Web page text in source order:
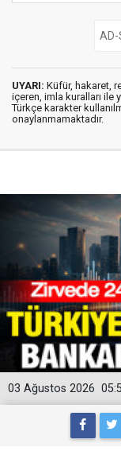
UYARI: Küfür, hakaret,
içeren, imla kuralları ile
Türkçe karakter
onaylanmamaktadır.
03 Ağustos 2026